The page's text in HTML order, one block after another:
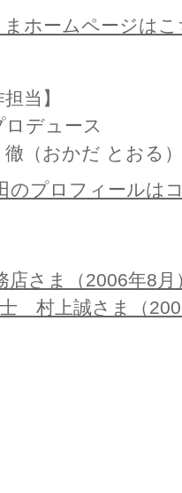
ホームページは
担当】
ロデュース
（おかだ とおる）
のプロフィールは
さま（2006年8月
村上誠さま（